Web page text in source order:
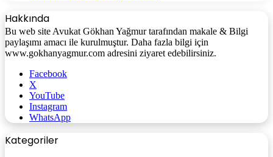
Hakkında
Bu web site Avukat Gökhan Yağmur tarafından makale & Bilgi
paylaşımı amacı ile kurulmuştur. Daha fazla bilgi için
www.gokhanyagmur.com adresini ziyaret edebilirsiniz.
Facebook
X
YouTube
Instagram
WhatsApp
Kategoriler